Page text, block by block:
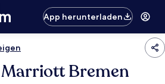
App herunterladen
Bremen